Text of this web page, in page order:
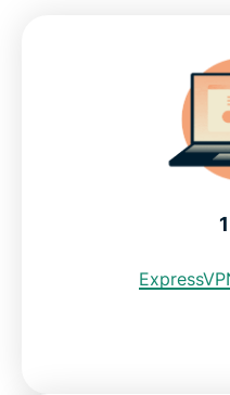
독일 VPN 서버를 사용해
VPN으로 독일 스트리밍
독일 IP 주소 이용을 위